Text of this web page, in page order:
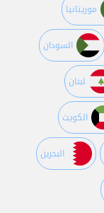
موريتانيا
السودان
لبنان
الكويت
البحرين